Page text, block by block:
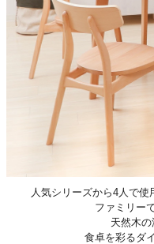
人気シリーズから4人で使
ファミリー
天然木の
食卓を彩るダ